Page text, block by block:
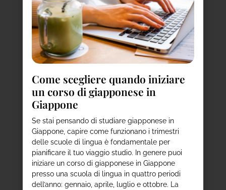
Come scegliere quando iniziare
un corso di giapponese in
Giappone
Se stai pensando di studiare giapponese in
Giappone, capire come funzionano i trimestri
delle scuole di lingua è fondamentale per
pianificare il tuo viaggio studio. In genere puoi
iniziare un corso di giapponese in Giappone
presso una scuola di lingua in quattro periodi
dell’anno: gennaio, aprile, luglio e ottobre. La